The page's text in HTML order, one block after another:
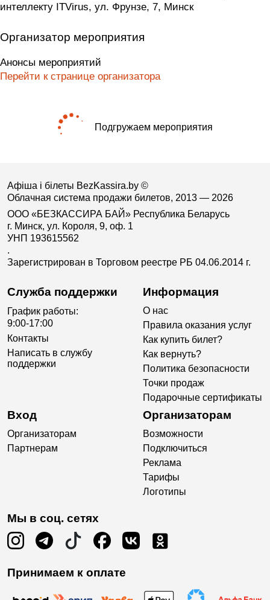
интеллекту ITVirus, ул. Фрунзе, 7, Минск
Организатор мероприятия
Анонсы мероприятий
Перейти к странице организатора
Подгружаем мероприятия
Афіша і білеты BezKassira.by ©
Облачная система продажи билетов, 2013 — 2026
ООО «БЕЗКАССИРА БАЙ» Республика Беларусь
г. Минск, ул. Короля, 9, оф. 1
УНП 193615562
.
Зарегистрирован в Торговом реестре РБ 04.06.2014 г.
Служба поддержки
График работы:
9:00-17:00
Контакты
Написать в службу
поддержки
Информация
О нас
Правила оказания услуг
Как купить билет?
Как вернуть?
Политика безопасности
Точки продаж
Подарочные сертификаты
Вход
Организаторам
Партнерам
Организаторам
Возможности
Подключиться
Реклама
Тарифы
Логотипы
Мы в соц. сетях
Принимаем к оплате